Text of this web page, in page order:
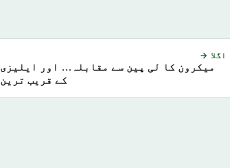
اگلا →
میکرون کا لی پین سے مقابلہ… اور ایلیزی
کے قریب ترین